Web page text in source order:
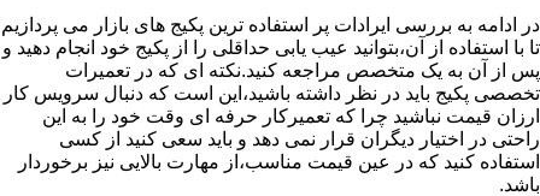
در ادامه به بررسی ایرادات پر استفاده ترین پکیج های بازار می پردازیم
تا با استفاده از آن،بتوانید عیب یابی حداقلی را از پکیج خود انجام دهید و
پس از آن به یک متخصص مراجعه کنید.نکته ای که در تعمیرات
تخصصی پکیج باید در نظر داشته باشید،این است که دنبال سرویس کار
ارزان قیمت نباشید چرا که تعمیرکار حرفه ای وقت خود را به این
راحتی در اختیار دیگران قرار نمی دهد و باید سعی کنید از کسی
استفاده کنید که در عین قیمت مناسب،از مهارت بالایی نیز برخوردار
باشد.